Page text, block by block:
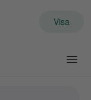
Visa